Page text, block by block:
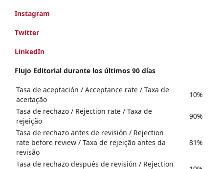
Instagram
Twitter
LinkedIn
Flujo Editorial durante los últimos 90 días
Tasa de aceptación / Acceptance rate / Taxa de
aceitação
10%
Tasa de rechazo / Rejection rate / Taxa de
rejeição
90%
Tasa de rechazo antes de revisión / Rejection
rate before review / Taxa de rejeição antes da
revisão
81%
Tasa de rechazo después de revisión / Rejection